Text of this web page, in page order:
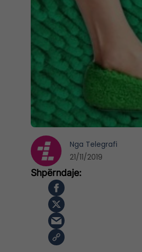
Nga Telegrafi
21/11/2019